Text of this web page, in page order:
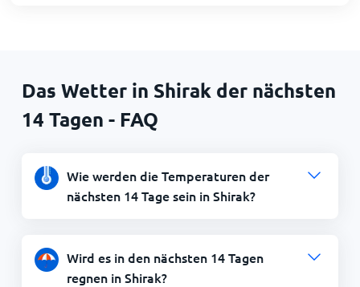
Das Wetter in Shirak der nächsten
14 Tagen - FAQ
Wie werden die Temperaturen der
nächsten 14 Tage sein in Shirak?
Wird es in den nächsten 14 Tagen
regnen in Shirak?